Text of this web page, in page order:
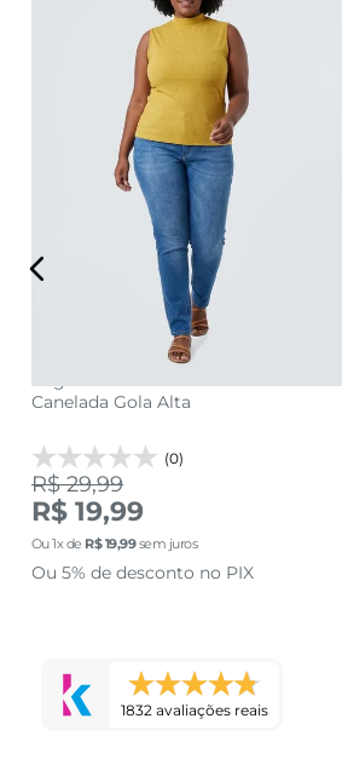
G2
adicionar a sacola
Canelada Gola Alta
(0)
R$ 29,99
R$ 19,99
Ou1x de R$19,99sem juros
Ou 5% de desconto no PIX
1832 avaliações reais